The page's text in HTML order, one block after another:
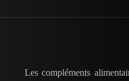
Les compléments